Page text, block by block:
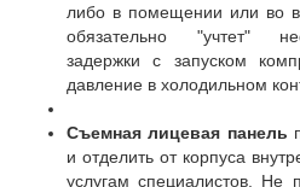
либо в помещении или во
обязательно "учтет"
задержки с запуском
давление в холодильном
Съемная лицевая панель
и отделить от корпуса
услугам специалистов. Не